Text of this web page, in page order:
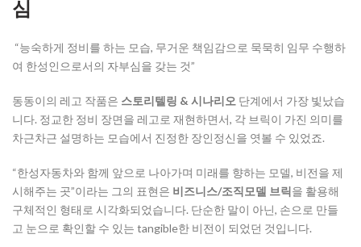
심
“능숙하게 정비를 하는 모습, 무거운 책임감으로 묵묵히 임무 수행하
여 한성인으로서의 자부심을 갖는 것”
동동이의 레고 작품은 스토리텔링 & 시나리오 단계에서 가장 빛났습
니다. 정교한 정비 장면을 레고로 재현하면서, 각 브릭이 가진 의미를
차근차근 설명하는 모습에서 진정한 장인정신을 엿볼 수 있었죠.
“한성자동차와 함께 앞으로 나아가며 미래를 향하는 모델, 비전을 제
시해주는 곳”이라는 그의 표현은 비즈니스/조직모델 브릭을 활용해
구체적인 형태로 시각화되었습니다. 단순한 말이 아닌, 손으로 만들
고 눈으로 확인할 수 있는 tangible한 비전이 되었던 것입니다.